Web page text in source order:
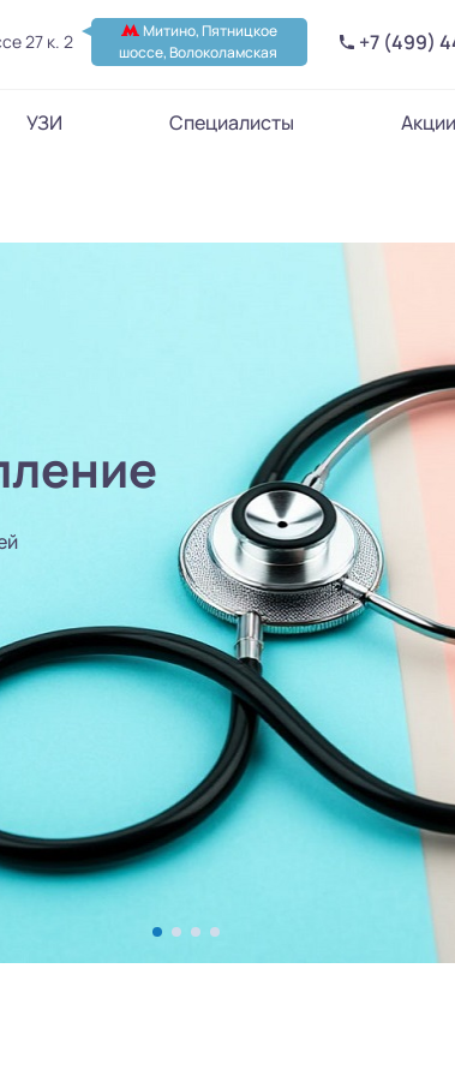
27 к. 2
Митино, Пятницкое
шоссе, Волоколамская
+7 (499)
УЗИ Специалисты Акции